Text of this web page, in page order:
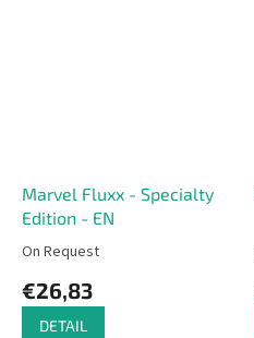
Marvel Fluxx - Specialty
Edition - EN
On Request
€26,83
DETAIL